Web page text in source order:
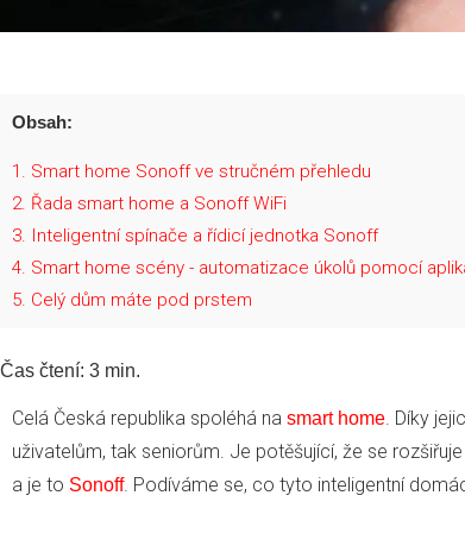
Obsah:
1
Smart home Sonoff ve stručném přehledu
2 Řada smart home a Sonoff WiFi
3 Inteligentní spínače a řídicí jednotka Sonoff
4 Smart home scény - automatizace úkolů pomocí
5 Celý dům máte pod prstem
Čas čtení: 3 min.
Celá Česká republika spoléhá na smart home . Díky
uživatelům, tak seniorům. Je potěšující, že se
a je to Sonoff. Podíváme se, co tyto inteligentní